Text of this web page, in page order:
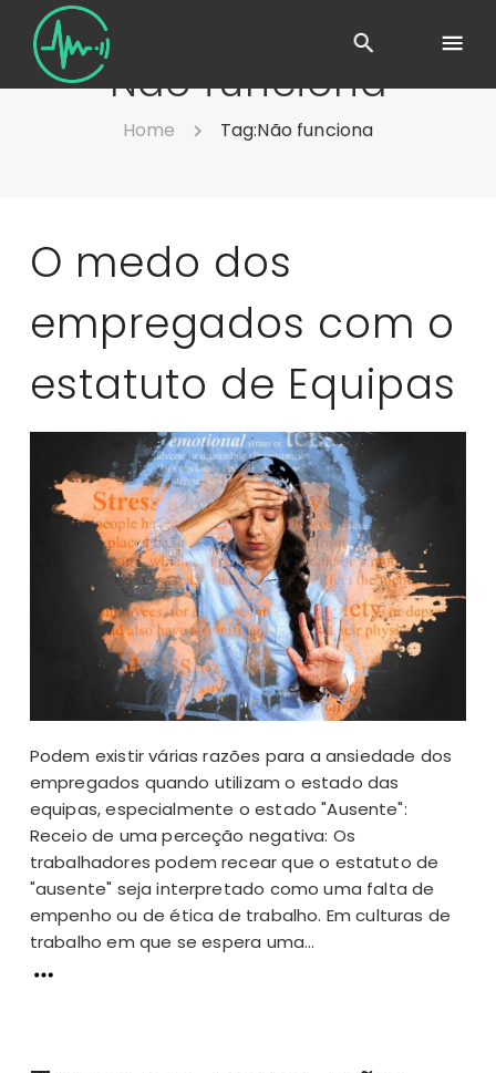
Não funciona
Home Tag:Não funciona
O medo dos
empregados com o
estatuto de Equipas
Podem existir várias razões para a ansiedade dos
empregados quando utilizam o estado das
equipas, especialmente o estado "Ausente":
Receio de uma perceção negativa: Os
trabalhadores podem recear que o estatuto de
"ausente" seja interpretado como uma falta de
empenho ou de ética de trabalho. Em culturas de
trabalho em que se espera uma...